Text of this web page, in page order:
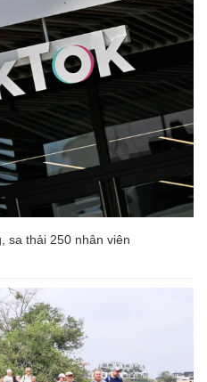
sa thải 250 nhân viên